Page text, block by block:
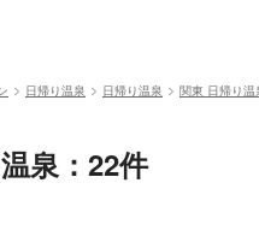
日帰り温泉 日帰り温泉 関東 日帰り温
泉：22件